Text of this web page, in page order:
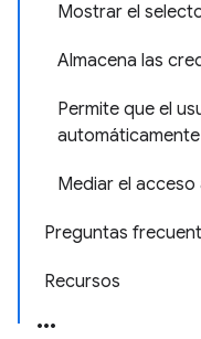
Mostrar el
Almacena las
Permite que el
automáticamente
Mediar el
Preguntas
Recursos